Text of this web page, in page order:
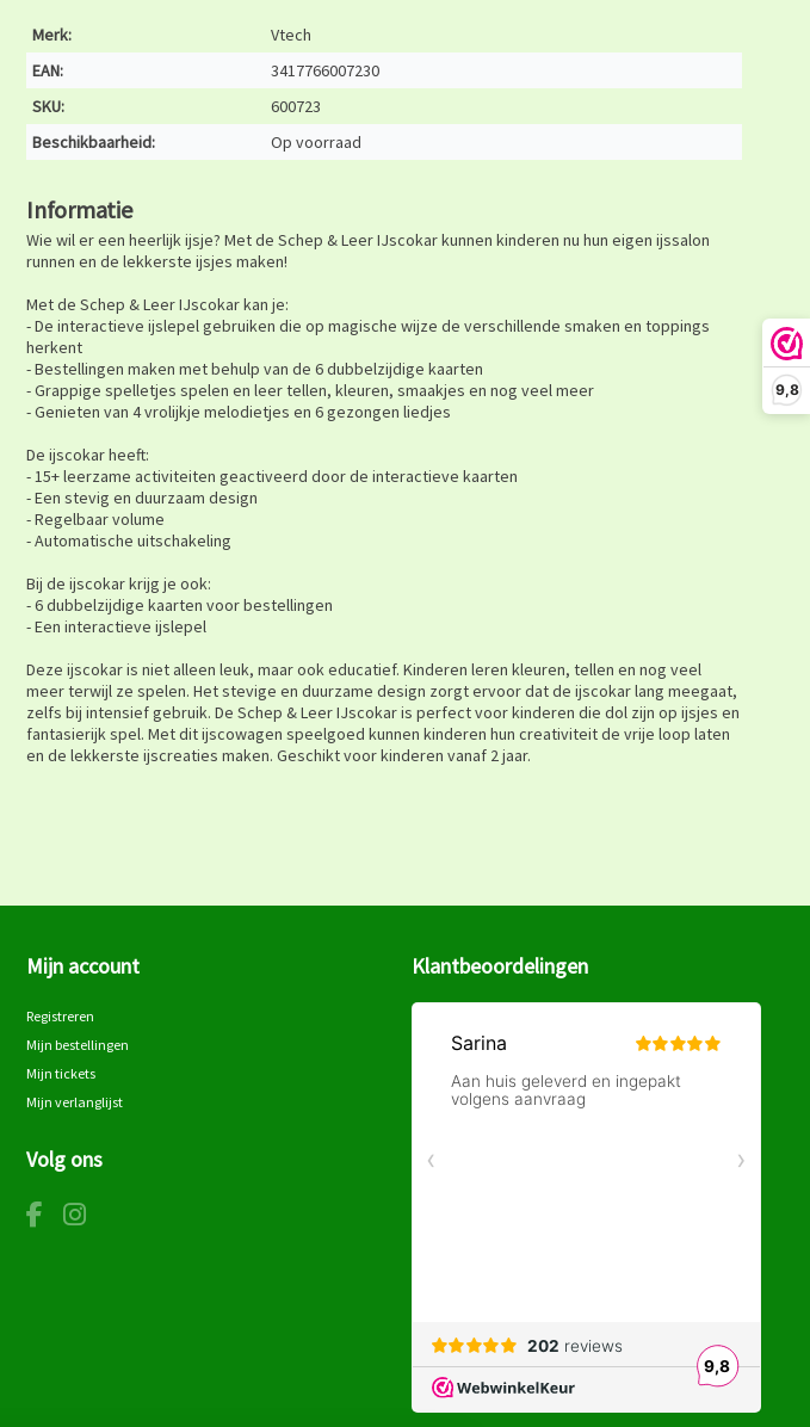
9,8
Merk:
Vtech
EAN:
3417766007230
SKU:
600723
Beschikbaarheid:
Op voorraad
Informatie
Wie wil er een heerlijk ijsje? Met de Schep & Leer IJscokar kunnen kinderen nu hun eigen ijssalon
runnen en de lekkerste ijsjes maken!
Met de Schep & Leer IJscokar kan je:
- De interactieve ijslepel gebruiken die op magische wijze de verschillende smaken en toppings
herkent
- Bestellingen maken met behulp van de 6 dubbelzijdige kaarten
- Grappige spelletjes spelen en leer tellen, kleuren, smaakjes en nog veel meer
- Genieten van 4 vrolijkje melodietjes en 6 gezongen liedjes
De ijscokar heeft:
- 15+ leerzame activiteiten geactiveerd door de interactieve kaarten
- Een stevig en duurzaam design
- Regelbaar volume
- Automatische uitschakeling
Bij de ijscokar krijg je ook:
- 6 dubbelzijdige kaarten voor bestellingen
- Een interactieve ijslepel
Deze ijscokar is niet alleen leuk, maar ook educatief. Kinderen leren kleuren, tellen en nog veel
meer terwijl ze spelen. Het stevige en duurzame design zorgt ervoor dat de ijscokar lang meegaat,
zelfs bij intensief gebruik. De Schep & Leer IJscokar is perfect voor kinderen die dol zijn op ijsjes en
fantasierijk spel. Met dit ijscowagen speelgoed kunnen kinderen hun creativiteit de vrije loop laten
en de lekkerste ijscreaties maken. Geschikt voor kinderen vanaf 2 jaar.
Mijn account
Registreren
Mijn bestellingen
Mijn tickets
Mijn verlanglijst
Volg ons
Klantbeoordelingen